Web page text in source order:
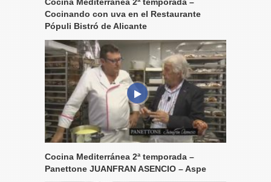
Cocinando con uva en el Restaurante
Pópuli Bistró de Alicante
Cocina Mediterránea 2ª temporada –
Panettone JUANFRAN ASENCIO – Aspe